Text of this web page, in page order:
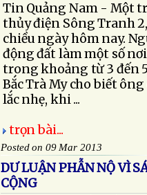
Tin Quảng Nam - Một
thủy điện Sông Tranh
chiều ngày hôm nay.
động đất làm một số
trong khoảng từ 3 đến
Bắc Trà My cho biết
lắc nhẹ, khi ...
trọn bài...
Posted on 09 Mar 2013
DƯ LUẬN PHẪN NỘ VÌ
CỘNG